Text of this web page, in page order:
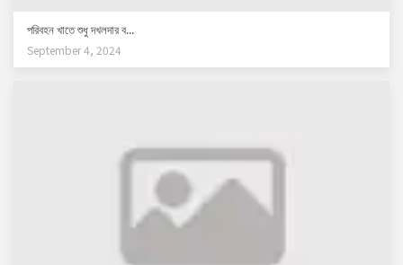
পরিবহন খাতে শুধু দখলদার ব...
September 4, 2024